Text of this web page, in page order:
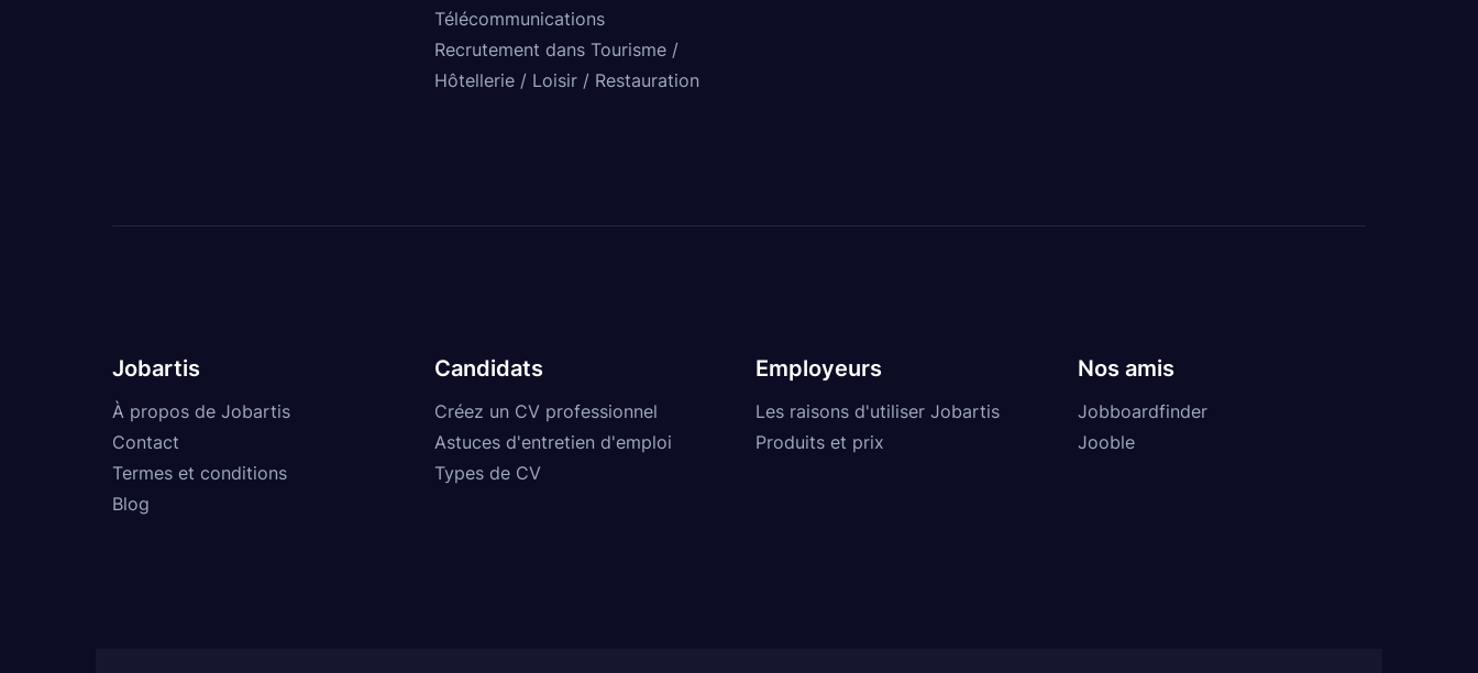
Télécommunications
Recrutement dans Tourisme /
Hôtellerie / Loisir / Restauration
Jobartis
À propos de Jobartis
Contact
Termes et conditions
Blog
Candidats
Créez un CV professionnel
Astuces d'entretien d'emploi
Types de CV
Employeurs
Les raisons d'utiliser Jobartis
Produits et prix
Nos amis
Jobboardfinder
Jooble